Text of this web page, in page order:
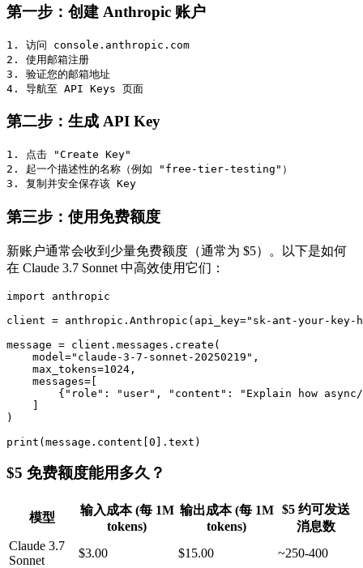
第一步：创建 Anthropic 账户
1. 访问 console.anthropic.com
2. 使用邮箱注册
3. 验证您的邮箱地址
第二步：生成 API Key
1. 点击 "Create Key"
2. 起一个描述性的名称（例如 "free-tier-testing"）
第三步：使用免费额度
新账户通常会收到少量免费额度（通常为 $5）。以下是如何
在 Claude 3.7 Sonnet 中高效使用它们：
import anthropic
client = anthropic.Anthropic(api_key="sk-ant-your-key-
message = client.messages.create(
    model="claude-3-7-sonnet-20250219",
    max_tokens=1024,
    messages=[
{"role": "user", "content": "Explain how
    ]
)
$5 免费额度能用多久？
模型
输入成本 (每 1M
tokens)
输出成本 (每 1M
tokens)
$5 约可发送
消息数
Claude 3.7
Sonnet
$3.00 $15.00
~250-400